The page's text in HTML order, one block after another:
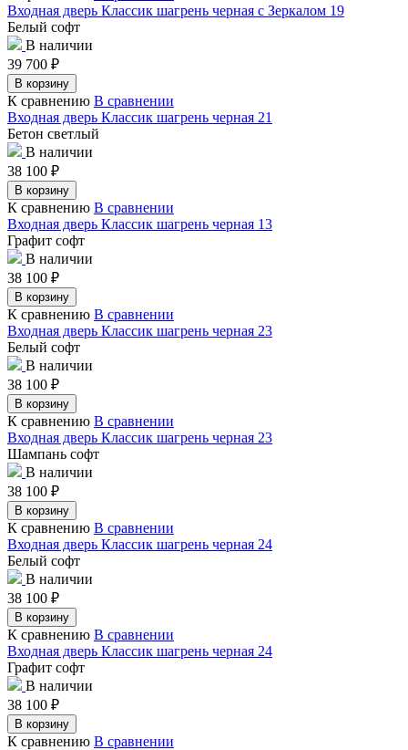
Входная дверь Классик шагрень черная с Зеркалом 19
Белый софт
В наличии
39 700 ₽
В корзину
К сравнению В сравнении
Входная дверь Классик шагрень черная 21
Бетон светлый
В наличии
38 100 ₽
В корзину
К сравнению В сравнении
Входная дверь Классик шагрень черная 13
Графит софт
В наличии
38 100 ₽
В корзину
К сравнению В сравнении
Входная дверь Классик шагрень черная 23
Белый софт
В наличии
38 100 ₽
В корзину
К сравнению В сравнении
Входная дверь Классик шагрень черная 23
Шампань софт
В наличии
38 100 ₽
В корзину
К сравнению В сравнении
Входная дверь Классик шагрень черная 24
Белый софт
В наличии
38 100 ₽
В корзину
К сравнению В сравнении
Входная дверь Классик шагрень черная 24
Графит софт
В наличии
38 100 ₽
В корзину
К сравнению В сравнении